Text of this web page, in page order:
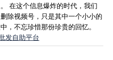
在这个信息爆炸的时代，我们
除视频号，只是其中一个小小的
，不忘珍惜那份珍贵的回忆。
发自助平台